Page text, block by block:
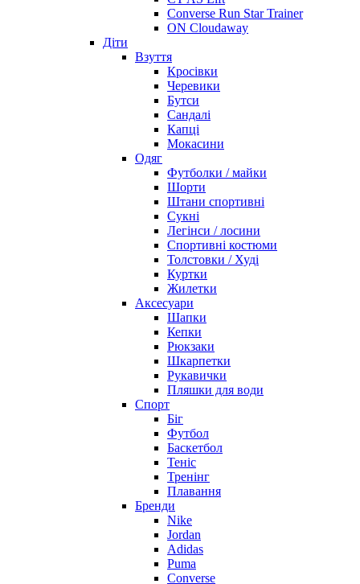
Converse Run Star Trainer
ON Cloudaway
Діти
Взуття
Кросівки
Черевики
Бутси
Сандалі
Капці
Мокасини
Одяг
Футболки / майки
Шорти
Штани спортивні
Сукні
Легінси / лосини
Спортивні костюми
Толстовки / Худі
Куртки
Жилетки
Аксесуари
Шапки
Кепки
Рюкзаки
Шкарпетки
Рукавички
Пляшки для води
Спорт
Біг
Футбол
Баскетбол
Теніс
Тренінг
Плавання
Бренди
Nike
Jordan
Adidas
Puma
Converse